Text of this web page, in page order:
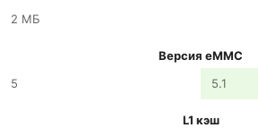
2 МБ
Версия eMMC
5
5.1
L1 кэш